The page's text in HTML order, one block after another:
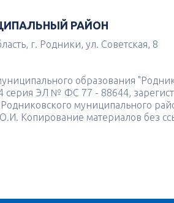
РАЙОН
г. Родники, ул. Советская, 8
образования
серия ЭЛ № ФС 77 - 88644,
муниципального
Копирование материалов без